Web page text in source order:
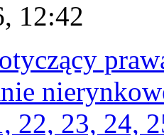
12:42
22, 23, 24,